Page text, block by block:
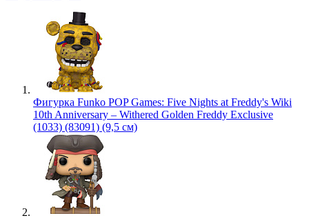
Фигурка Funko POP Games: Five Nights at Freddy's Wiki
10th Anniversary – Withered Golden Freddy Exclusive
(1033) (83091) (9,5 см)